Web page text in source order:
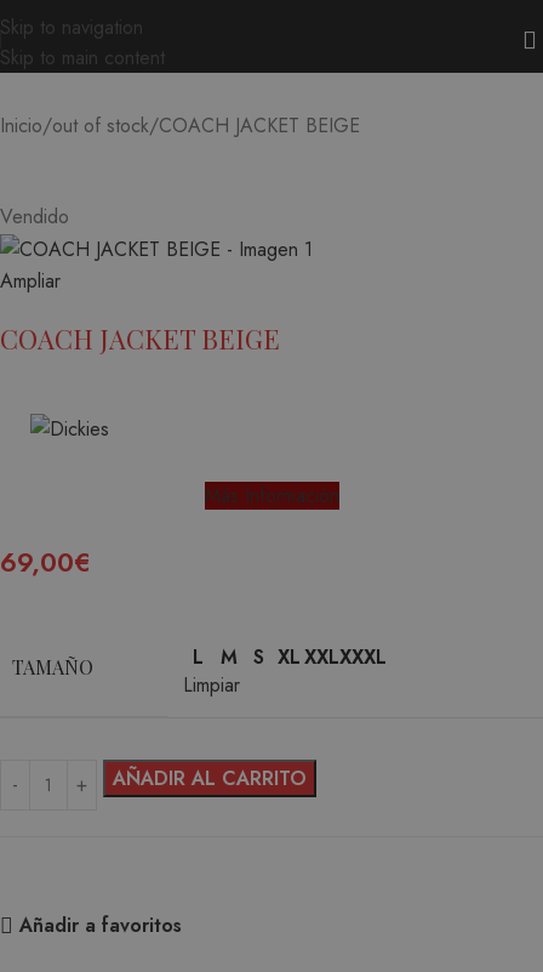
Skip to navigation
Skip to main content
Inicio out of stock COACH JACKET BEIGE
Vendido
Ampliar
COACH JACKET BEIGE
Más Información
69,00€
TAMAÑO L M S XLXXLXXXL
Limpiar
AÑADIR AL CARRITO
Añadir a favoritos